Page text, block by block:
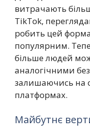
витрачають
TikTok,
робить цей
популярним.
більше людей
аналогічними
залишаючись на
платформах.
Майбутнє